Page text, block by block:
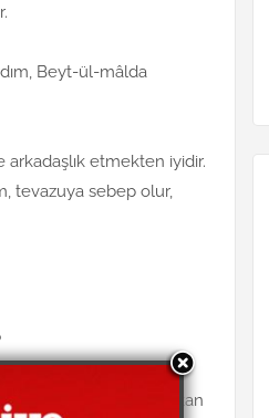
Beyt-ül-mâlda
etmekten iyidir.
tevazuya sebep olur,
uzamasından korkan